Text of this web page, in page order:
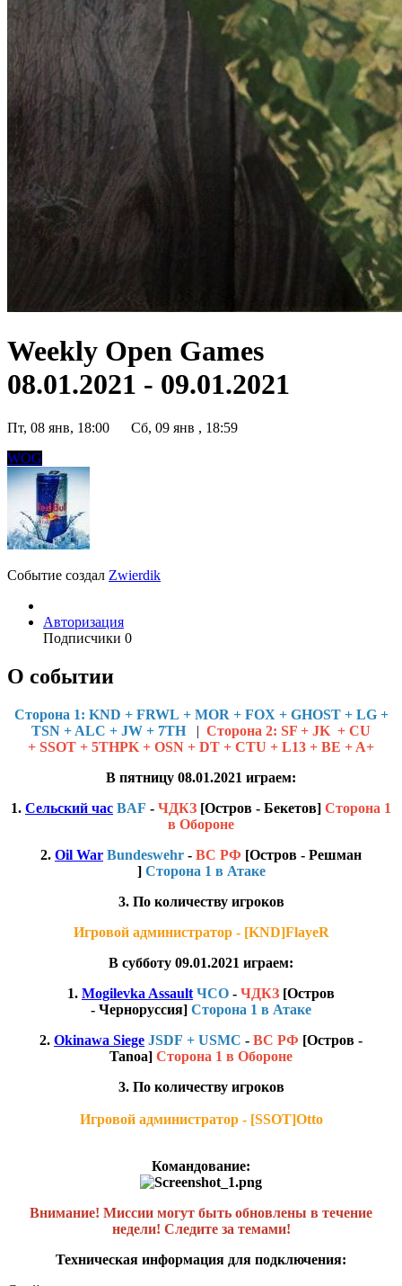
Weekly Open Games
08.01.2021 - 09.01.2021
Пт, 08 янв, 18:00
Сб, 09 янв , 18:59
WOG
Событие создал Zwierdik
Авторизация
Подписчики 0
О событии
Cторона 1: KND + FRWL + MOR + FOX + GHOST + LG +
TSN + ALC + JW + 7TH | Сторона 2: SF + JK + CU
+ SSOT + 5THPK + OSN + DT + CTU + L13 + BE + A+
В пятницу 08.01.2021 играем:
1. Сельский час BAF - ЧДКЗ [Остров - Бекетов] Сторона 1
в Обороне
2. Oil War Bundeswehr - ВС РФ [Остров - Решман
] Сторона 1 в Атаке
3. По количеству игроков
Игровой администратор - [KND]FlayeR
В субботу 09.01.2021 играем:
1. Mogilevka Assault ЧСО - ЧДКЗ [Остров
- Черноруссия] Сторона 1 в Атаке
2. Okinawa Siege JSDF + USMC - ВС РФ [Остров -
Tanoa] Сторона 1 в Обороне
3. По количеству игроков
Игровой администратор - [SSOT]Otto
Командование:
Внимание! Миссии могут быть обновлены в течение
недели! Следите за темами!
Техническая информация для подключения: